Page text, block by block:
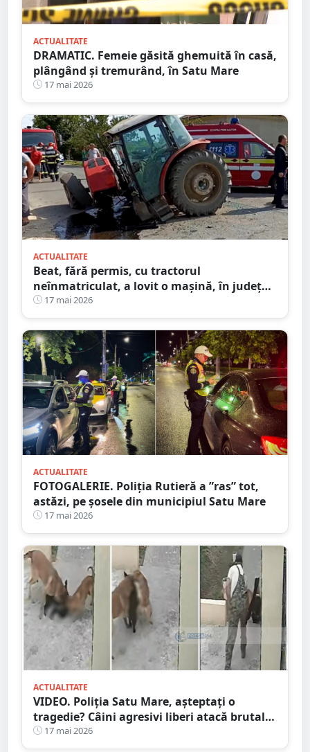
ACTUALITATE
DRAMATIC. Femeie găsită ghemuită în casă,
plângând și tremurând, în Satu Mare
17 mai 2026
ACTUALITATE
Beat, fără permis, cu tractorul
neînmatriculat, a lovit o mașină, în județul
Satu Mare
17 mai 2026
ACTUALITATE
FOTOGALERIE. Poliția Rutieră a ”ras” tot,
astăzi, pe șosele din municipiul Satu Mare
17 mai 2026
ACTUALITATE
VIDEO. Poliția Satu Mare, așteptați o
tragedie? Câini agresivi liberi atacă brutal
pe stradă chiar în fața stăpânului
17 mai 2026